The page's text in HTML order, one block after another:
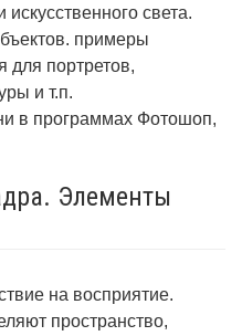
искусственного света.
примеры
для портретов,
и т.п.
в программах Фотошоп,
Элементы
на восприятие.
пространство,